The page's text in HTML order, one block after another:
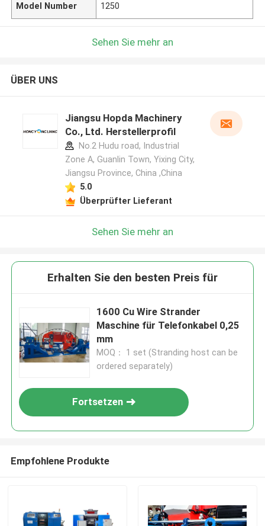
Model Number 1250
Sehen Sie mehr an
ÜBER UNS
Jiangsu Hopda Machinery
Co., Ltd. Herstellerprofil
No.2 Hudu road, Industrial
Zone A, Guanlin Town, Yixing City,
Jiangsu Province, China ,China
5.0
Überprüfter Lieferant
Sehen Sie mehr an
Erhalten Sie den besten Preis für
1600 Cu Wire Strander
Maschine für Telefonkabel 0,25
mm
MOQ： 1 set (Stranding host can be
ordered separately)
Fortsetzen
Empfohlene Produkte